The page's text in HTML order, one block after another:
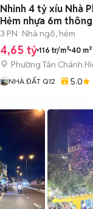
Nhỉnh 4 tỷ xíu Nhà
Hẻm nhựa 6m
3 PN Nhà ngõ, hẻm
4,65 tỷ 116 tr/m² 40 m²
Phường Tân Chánh
NHÀ ĐẤT Q12 5.0